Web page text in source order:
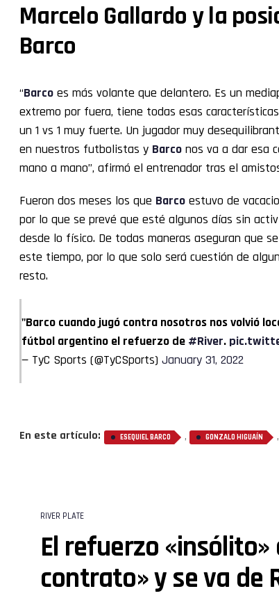
Marcelo Gallardo y la
Barco
“Barco es más volante que delantero. Es un
extremo por fuera, tiene todas esas
un 1 vs 1 muy fuerte. Un jugador muy
en nuestros futbolistas y Barco nos va a dar esa
mano a mano”, afirmó el entrenador tras el
Fueron dos meses los que Barco estuvo de
por lo que se prevé que esté algunos días sin
desde lo físico. De todas maneras aseguran que
este tiempo, por lo que solo será cuestión de
resto.
"Barco cuando jugó contra nosotros nos volvió
fútbol argentino el refuerzo de #River.
— TyC Sports (@TyCSports) January 31, 2022
En este artículo: ESEQUIEL BARCO , GONZALO HIGUAÍN ,
RIVER PLATE
El refuerzo «insólito»
contrato» y se va de